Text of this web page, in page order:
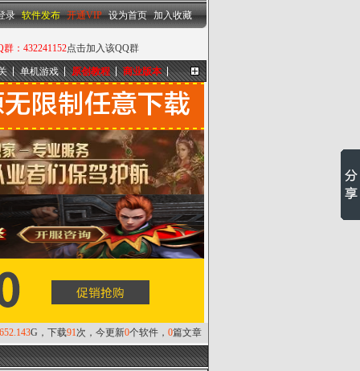
设为首页|加入收藏
：432241152点击加入该QQ群
录 软件发布 开通VIP 设为首页 加入收藏
更多...
单机游戏 原创教程 商业版本
G，下载91次，今更新0个软件， 0篇文章